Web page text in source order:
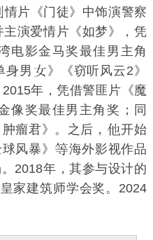
情片《门徒》中饰演警察
主演爱情片《如梦》，凭
电影金马奖最佳男主角
身男 》《窃听风云2》
年，凭借警匪片《魔
像奖最佳男主角奖；同
瘤君》。之后，
开始
风暴》
海外影视作品
2018年，其参与设计的
家建筑师学会奖。2024